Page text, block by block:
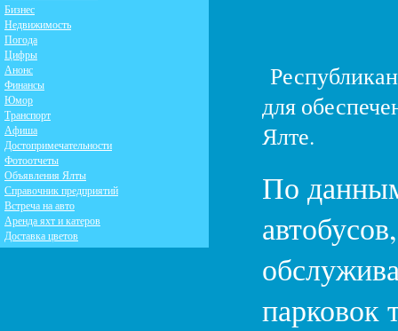
для
Ялте.
По
парковок
Бизнес
Недвижимость
Погода
Цифры
Анонс
Финансы
Юмор
Транспорт
Афиша
Достопримечательности
Фотоотчеты
Объявления Ялты
Справочник предприятий
Встреча на авто
Аренда яхт и катеров
Доставка цветов